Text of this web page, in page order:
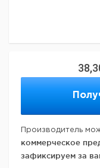
Производитель
коммерческое
зафиксируем за